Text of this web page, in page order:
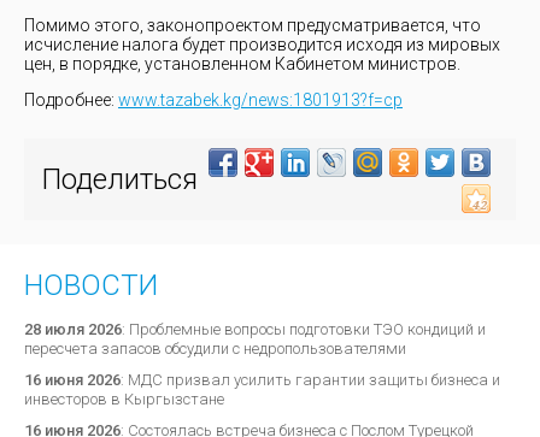
Помимо этого, законопроектом предусматривается, что
исчисление налога будет производится исходя из мировых
цен, в порядке, установленном Кабинетом министров.
Подробнее: www.tazabek.kg/news:1801913?f=cp
Поделиться
НОВОСТИ
28 июля 2026: Проблемные вопросы подготовки ТЭО кондиций и
пересчета запасов обсудили с недропользователями
16 июня 2026: МДС призвал усилить гарантии защиты бизнеса и
инвесторов в Кыргызстане
16 июня 2026: Состоялась встреча бизнеса с Послом Турецкой